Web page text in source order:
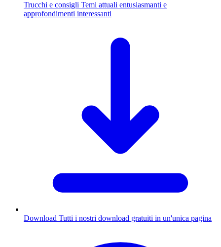
Trucchi e consigli Temi attuali entusiasmanti e
approfondimenti interessanti
Download Tutti i nostri download gratuiti in un'unica pagina